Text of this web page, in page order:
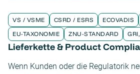
VS / VSME CSRD / ESRS ECOVADIS
EU-TAXONOMIE
ZNU-STANDARD
Lieferkette & Product
Wenn Kunden oder die Regulatorik